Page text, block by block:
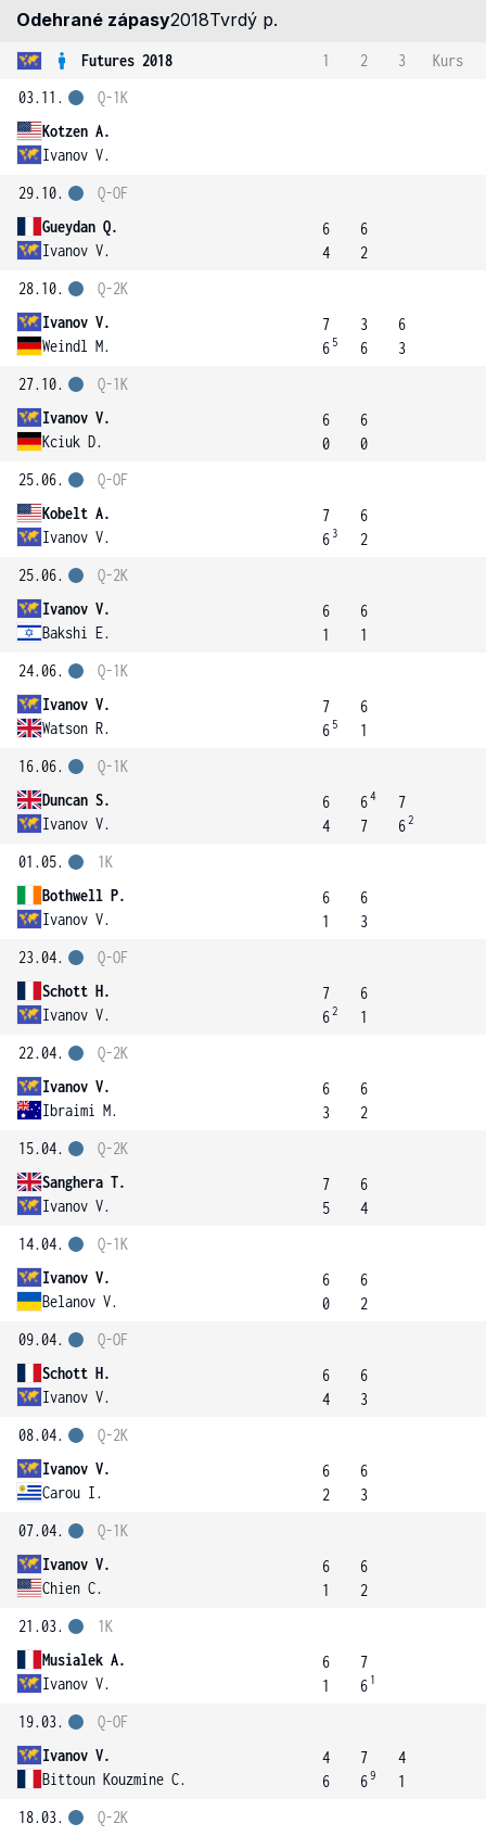
Odehrané zápasy2018Tvrdý p.
Futures 2018 1 2 3
Kurs
03.11.
Kotzen A.
Ivanov V.
Q-1K
29.10.
Gueydan Q.
Ivanov V.
Q-OF
6
4
6
2
28.10.
Ivanov V.
Weindl M.
Q-2K
7
6 5
3
6
6
3
27.10.
Ivanov V.
Kciuk D.
Q-1K
6
0
6
0
25.06.
Kobelt A.
Ivanov V.
Q-OF
7
6 3
6
2
25.06.
Ivanov V.
Bakshi E.
Q-2K
6
1
6
1
24.06.
Ivanov V.
Watson R.
Q-1K
7
6 5
6
1
16.06.
Duncan S.
Ivanov V.
Q-1K
6
4
64
7
7
62
01.05.
Bothwell P.
Ivanov V.
1K
6
1
6
3
23.04.
Schott H.
Ivanov V.
Q-OF
7
62
6
1
22.04.
Ivanov V.
Ibraimi M.
Q-2K
6
3
6
2
15.04.
Sanghera T.
Ivanov V.
Q-2K
7
5
6
4
14.04.
Ivanov V.
Belanov V.
Q-1K
6
0
6
2
09.04.
Schott H.
Ivanov V.
Q-OF
6
4
6
3
08.04.
Ivanov V.
Carou I.
Q-2K
6
2
6
3
07.04.
Ivanov V.
Chien C.
Q-1K
6
1
6
2
21.03.
Musialek A.
Ivanov V.
1K
6
1
7
6 1
19.03.
Ivanov V.
Bittoun Kouzmine C.
Q-OF
4
6
7
69
4
1
18.03.
Q-2K